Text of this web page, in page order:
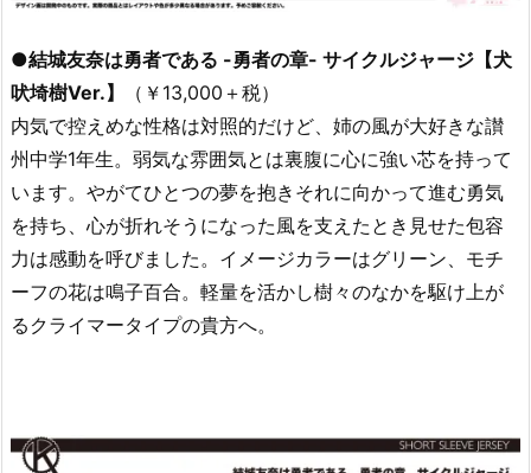
●結城友奈は勇者である -勇者の章- サイクルジャージ【犬
吠埼樹Ver.】
（￥13,000＋税）
内気で控えめな性格は対照的だけど、姉の風が大好きな讃
州中学1年生。弱気な雰囲気とは裏腹に心に強い芯を持って
います。やがてひとつの夢を抱きそれに向かって進む勇気
を持ち、心が折れそうになった風を支えたとき見せた包容
力は感動を呼びました。イメージカラーはグリーン、モチ
ーフの花は鳴子百合。軽量を活かし樹々のなかを駆け上が
るクライマータイプの貴方へ。